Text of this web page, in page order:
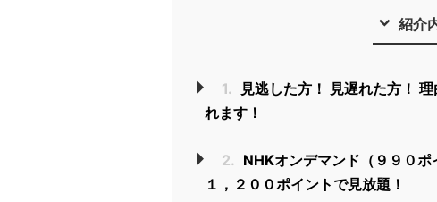
紹介
1.
見逃した方！ 見遅れた方！
れます！
2. NHKオンデマンド（９９０
１，２００ポイントで見放題！